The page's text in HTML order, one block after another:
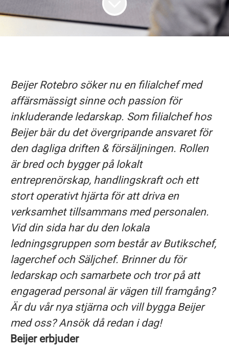
Beijer Rotebro söker nu en filialchef med
affärsmässigt sinne och passion för
inkluderande ledarskap. Som filialchef hos
Beijer bär du det övergripande ansvaret för
den dagliga driften & försäljningen. Rollen
är bred och bygger på lokalt
entreprenörskap, handlingskraft och ett
stort operativt hjärta för att driva en
verksamhet tillsammans med personalen.
Vid din sida har du den lokala
ledningsgruppen som består av Butikschef,
lagerchef och Säljchef. Brinner du för
ledarskap och samarbete och tror på att
engagerad personal är vägen till framgång?
Är du vår nya stjärna och vill bygga Beijer
med oss? Ansök då redan i dag!
Beijer erbjuder